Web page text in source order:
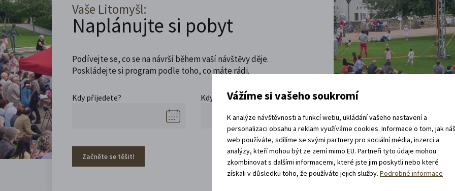
Vaše Litomyšl:
Naplánujte si pobyt
Podívejte se, co se na návrší během vaší návštěvy děje.
Poskládejte si program podle toho, co máte rádi.
Kdy přijedete? Kdy se vracíte domů?
Začněte se těšit!
Vážíme si vašeho soukromí
K analýze návštěvnosti a funkcí webu, ukládání vašeho nastavení a
personalizaci obsahu a reklam využíváme cookies. Informace o tom, jak
web používáte, sdílíme se svými partnery pro sociální média, inzerci a
analýzy, kteří mohou být ze zemí mimo EU. Partneři tyto údaje mohou
zkombinovat s dalšími informacemi, které jste jim poskytli nebo které
získali v důsledku toho, že používáte jejich služby.Podrobné informace